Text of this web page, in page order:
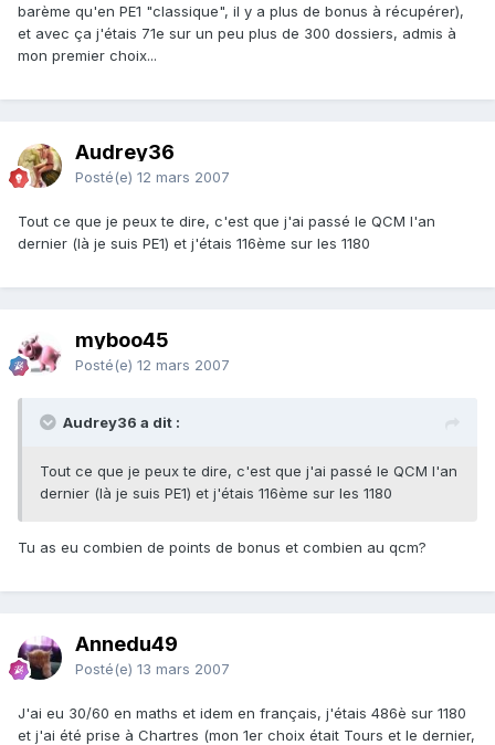
barème qu'en PE1 "classique", il y a plus de bonus à récupérer),
et avec ça j'étais 71e sur un peu plus de 300 dossiers, admis à
mon premier choix...
Audrey36
Posté(e) 12 mars 2007
Tout ce que je peux te dire, c'est que j'ai passé le QCM l'an
dernier (là je suis PE1) et j'étais 116ème sur les 1180
myboo45
Posté(e) 12 mars 2007
Audrey36 a dit :
Tout ce que je peux te dire, c'est que j'ai passé le QCM l'an
dernier (là je suis PE1) et j'étais 116ème sur les 1180
Tu as eu combien de points de bonus et combien au qcm?
Annedu49
Posté(e) 13 mars 2007
J'ai eu 30/60 en maths et idem en français, j'étais 486è sur 1180
et j'ai été prise à Chartres (mon 1er choix était Tours et le dernier,